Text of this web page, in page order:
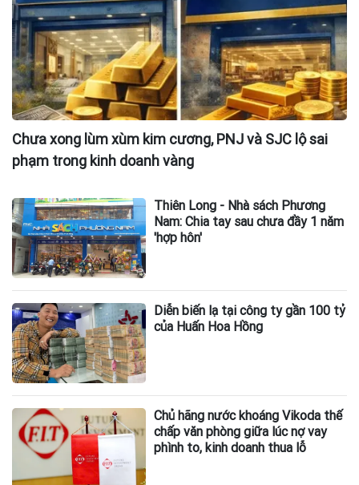
Chưa xong lùm xùm kim cương, PNJ và SJC lộ sai
phạm trong kinh doanh vàng
Thiên Long - Nhà sách Phương
Nam: Chia tay sau chưa đầy 1 năm
'hợp hôn'
Diễn biến lạ tại công ty gần 100 tỷ
của Huấn Hoa Hồng
Chủ hãng nước khoáng Vikoda thế
chấp văn phòng giữa lúc nợ vay
phình to, kinh doanh thua lỗ